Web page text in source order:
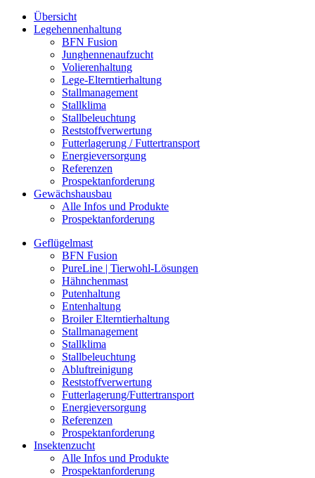
Übersicht
Legehennenhaltung
BFN Fusion
Junghennenaufzucht
Volierenhaltung
Lege-Elterntierhaltung
Stallmanagement
Stallklima
Stallbeleuchtung
Reststoffverwertung
Futterlagerung / Futtertransport
Energieversorgung
Referenzen
Prospektanforderung
Gewächshausbau
Alle Infos und Produkte
Prospektanforderung
Geflügelmast
BFN Fusion
PureLine | Tierwohl-Lösungen
Hähnchenmast
Putenhaltung
Entenhaltung
Broiler Elterntierhaltung
Stallmanagement
Stallklima
Stallbeleuchtung
Abluftreinigung
Reststoffverwertung
Futterlagerung/Futtertransport
Energieversorgung
Referenzen
Prospektanforderung
Insektenzucht
Alle Infos und Produkte
Prospektanforderung